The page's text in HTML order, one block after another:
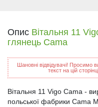
Опис Вітальня 11
глянець Cama
Шановні відвідувачі! Просимо
текст на цій
Вітальня 11 Vigo Cama -
польської фабрики Cama